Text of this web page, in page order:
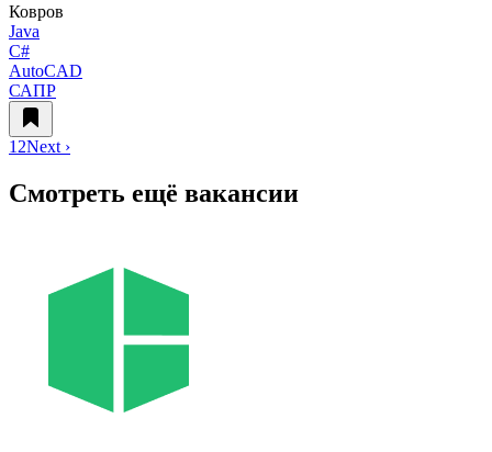
Ковров
Java
C#
AutoCAD
САПР
1 2Next ›
Смотреть ещё вакансии